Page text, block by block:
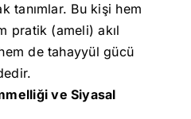
tanımlar. Bu kişi hem
pratik (ameli) akıl
de tahayyül gücü
ve Siyasal